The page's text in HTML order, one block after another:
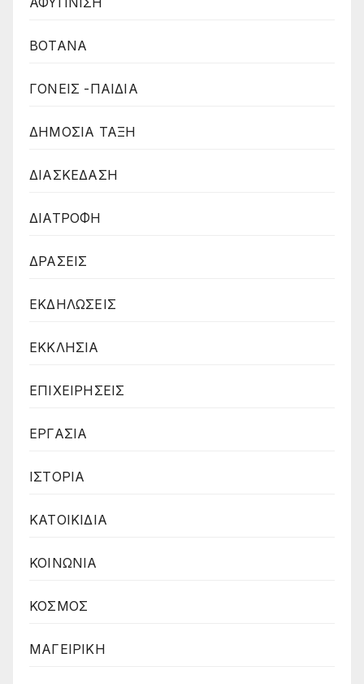
ΒΟΤΑΝΑ
ΓΟΝΕΙΣ -ΠΑΙΔΙΑ
ΔΗΜΟΣΙΑ ΤΑΞΗ
ΔΙΑΣΚΕΔΑΣΗ
ΔΙΑΤΡΟΦΗ
ΔΡΑΣΕΙΣ
ΕΚΔΗΛΩΣΕΙΣ
ΕΚΚΛΗΣΙΑ
ΕΠΙΧΕΙΡΗΣΕΙΣ
ΕΡΓΑΣΙΑ
ΙΣΤΟΡΙΑ
ΚΑΤΟΙΚΙΔΙΑ
ΚΟΙΝΩΝΙΑ
ΚΟΣΜΟΣ
ΜΑΓΕΙΡΙΚΗ